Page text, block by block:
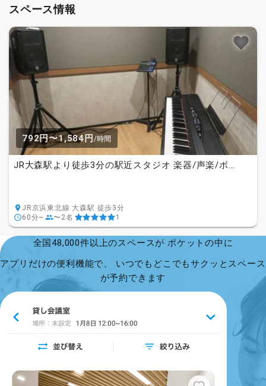
スペース情報
792円〜1,584円 /時間
JR大森駅より徒歩3分の駅近スタジオ 楽器/声楽/ボ...
JR京浜東北線 大森駅 徒歩3分
60分~
〜2名 1
全国48,000件以上のスペースが ポケットの中に
アプリだけの便利機能で、 いつでもどこでもサクッとスペース
が予約できます